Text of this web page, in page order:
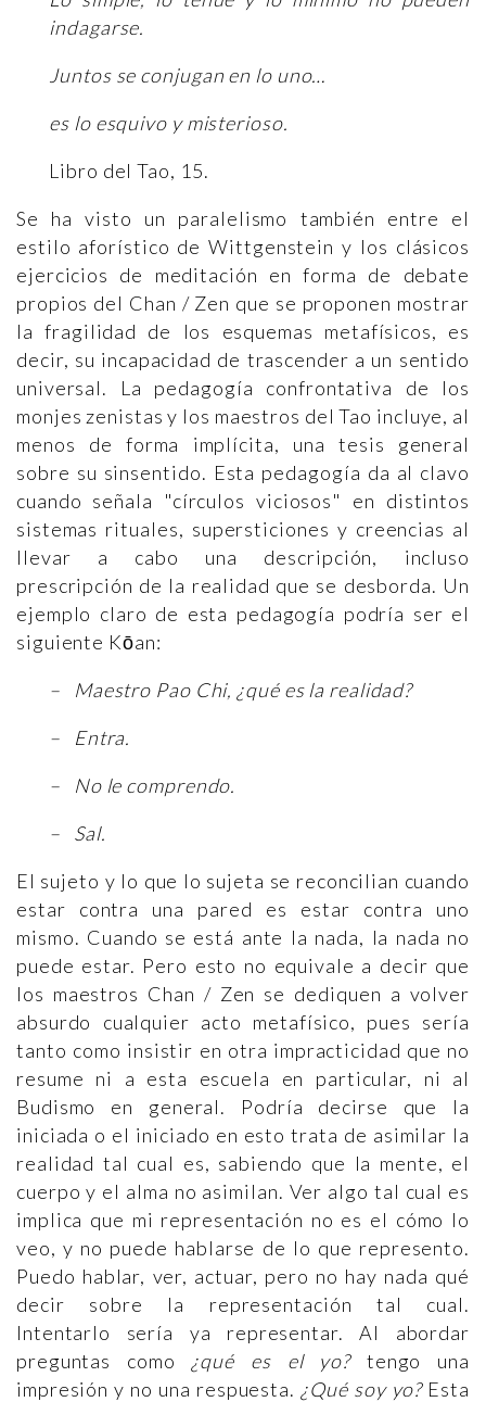
indagarse.
Juntos se conjugan en lo uno…
es lo esquivo y misterioso.
Libro del Tao, 15.
Se ha visto un paralelismo también entre el
estilo aforístico de Wittgenstein y los clásicos
ejercicios de meditación en forma de debate
propios del Chan / Zen que se proponen mostrar
la fragilidad de los esquemas metafísicos, es
decir, su incapacidad de trascender a un sentido
universal. La pedagogía confrontativa de los
monjes zenistas y los maestros del Tao incluye, al
menos de forma implícita, una tesis general
sobre su sinsentido. Esta pedagogía da al clavo
cuando señala "círculos viciosos" en distintos
sistemas rituales, supersticiones y creencias al
llevar a cabo una descripción, incluso
prescripción de la realidad que se desborda. Un
ejemplo claro de esta pedagogía podría ser el
siguiente Kōan:
– Maestro Pao Chi, ¿qué es la realidad?
– Entra.
– No le comprendo.
– Sal.
El sujeto y lo que lo sujeta se reconcilian cuando
estar contra una pared es estar contra uno
mismo. Cuando se está ante la nada, la nada no
puede estar. Pero esto no equivale a decir que
los maestros Chan / Zen se dediquen a volver
absurdo cualquier acto metafísico, pues sería
tanto como insistir en otra impracticidad que no
resume ni a esta escuela en particular, ni al
Budismo en general. Podría decirse que la
iniciada o el iniciado en esto trata de asimilar la
realidad tal cual es, sabiendo que la mente, el
cuerpo y el alma no asimilan. Ver algo tal cual es
implica que mi representación no es el cómo lo
veo, y no puede hablarse de lo que represento.
Puedo hablar, ver, actuar, pero no hay nada qué
decir sobre la representación tal cual.
Intentarlo sería ya representar. Al abordar
preguntas como ¿qué es el yo?tengo una
impresión y no una respuesta. ¿Qué soy yo?Esta